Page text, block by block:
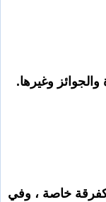
وغيرها.
قام بعام 1979 بتأسيس «مسرح الفنون» كفرقة خاصة ، وفي